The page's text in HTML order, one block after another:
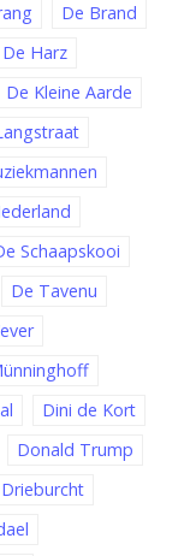
De Brand
De Harz
De Kleine Aarde
Schaapskooi
De Tavenu
Dini de Kort
Donald Trump
Drieburcht